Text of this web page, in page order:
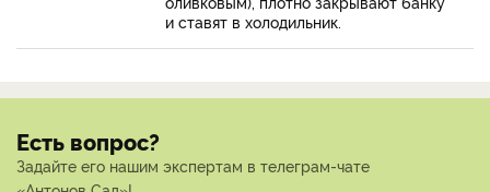
и ставят в холодильник.
Есть вопрос?
Задайте его нашим экспертам в телеграм-чате